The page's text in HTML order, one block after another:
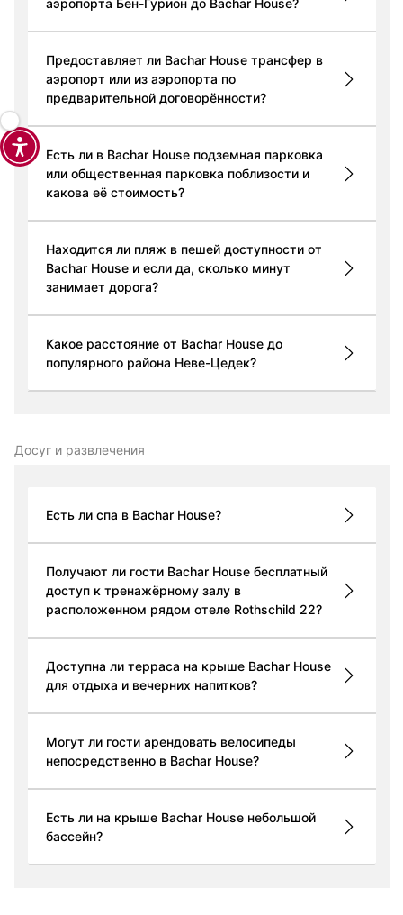
аэропорта Бен-Гурион до Bachar House?
Предоставляет ли Bachar House трансфер в
аэропорт или из аэропорта по
предварительной договорённости?
Есть ли в Bachar House подземная парковка
или общественная парковка поблизости и
какова её стоимость?
Находится ли пляж в пешей доступности от
Bachar House и если да, сколько минут
занимает дорога?
Какое расстояние от Bachar House до
популярного района Неве-Цедек?
Досуг и развлечения
Есть ли спа в Bachar House?
Получают ли гости Bachar House бесплатный
доступ к тренажёрному залу в
расположенном рядом отеле Rothschild 22?
Доступна ли терраса на крыше Bachar House
для отдыха и вечерних напитков?
Могут ли гости арендовать велосипеды
непосредственно в Bachar House?
Есть ли на крыше Bachar House небольшой
бассейн?